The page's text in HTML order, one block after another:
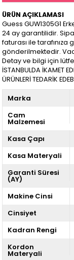
ÜRÜN AÇIKLAMASI
Guess GUW1305G1
24 ay garantilidir.
faturası ile
gönderilmektedir.
Detay ve bilgi için
İSTANBULDA İKAMET
ÜRÜNLERİ TEDARİK
Marka
Cam
Malzemesi
Kasa Çapı
Kasa Materyali
Garanti Süresi
(AY)
Makine Cinsi
Cinsiyet
Kadran Rengi
Kordon
Materyali